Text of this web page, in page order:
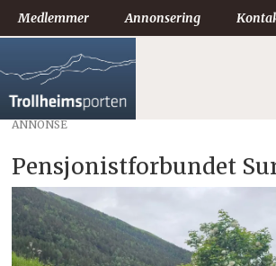
Medlemmer Annonsering
ANNONSE
Pensjonistforbundet